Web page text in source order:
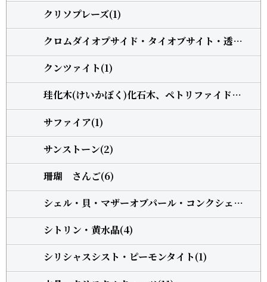
クリソプレーズ(1)
クロムダイオプサイド・タイオブサイト・透輝石(1)
クンツァイト(1)
珪化木(けいかぼく)化石木、ペトリファイドウッド(1)
サファイア(1)
サンストーン(2)
珊瑚 さんご(6)
シェル・貝・マザーオブパール・コンクシェル(1)
シトリン・黄水晶(4)
シリシャスシスト・ピーモンタイト(1)